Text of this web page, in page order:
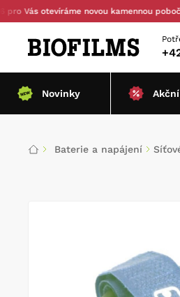
otevíráme novou kamennou pobočku
Novinky
Baterie a napájení